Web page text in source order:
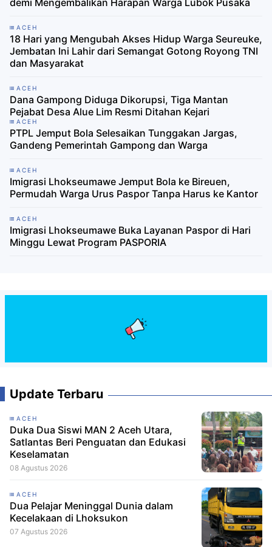
ACEH
18 Hari yang Mengubah Akses Hidup Warga Seureuke,
Jembatan Ini Lahir dari Semangat Gotong Royong TNI
dan Masyarakat
ACEH
Dana Gampong Diduga Dikorupsi, Tiga Mantan
Pejabat Desa Alue Lim Resmi Ditahan Kejari
ACEH
PTPL Jemput Bola Selesaikan Tunggakan Jargas,
Gandeng Pemerintah Gampong dan Warga
ACEH
Imigrasi Lhokseumawe Jemput Bola ke Bireuen,
Permudah Warga Urus Paspor Tanpa Harus ke Kantor
ACEH
Imigrasi Lhokseumawe Buka Layanan Paspor di Hari
Minggu Lewat Program PASPORIA
Update Terbaru
ACEH
Duka Dua Siswi MAN 2 Aceh Utara,
Satlantas Beri Penguatan dan Edukasi
Keselamatan
08 Agustus 2026
ACEH
Dua Pelajar Meninggal Dunia dalam
Kecelakaan di Lhoksukon
07 Agustus 2026